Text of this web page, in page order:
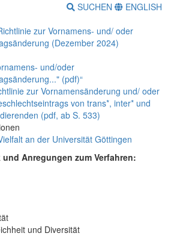
SUCHEN ENGLISH
zur Vornamens- und/ oder
(Dezember 2024)
und/oder
(pdf)“
zur Vornamensänderung und/ oder
von trans*, inter* und
(pdf, ab S. 533)
an der Universität Göttingen
Anregungen zum Verfahren:
und Diversität